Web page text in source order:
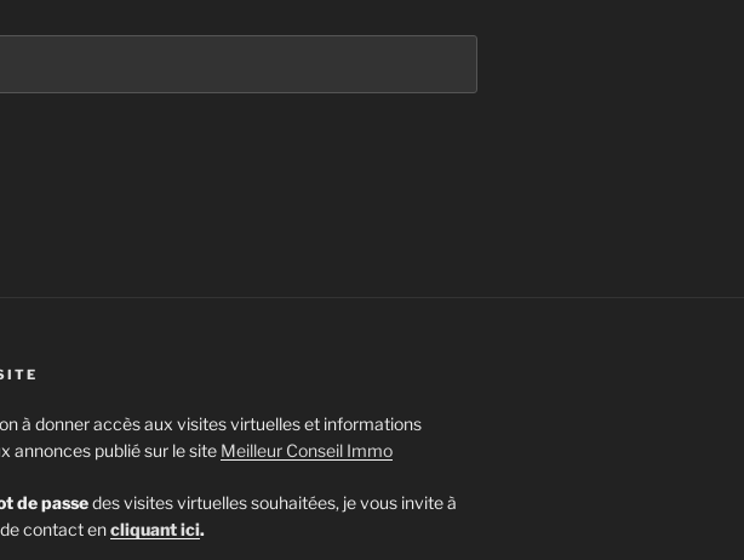
à donner accès aux visites virtuelles et informations
annonces publié sur le site Meilleur Conseil Immo
de passedes visites virtuelles souhaitées, je vous invite à
contact encliquant ici.